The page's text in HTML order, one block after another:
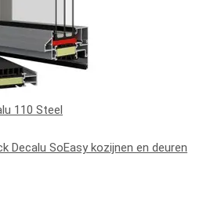
110 Steel
Decalu SoEasy kozijnen en deuren